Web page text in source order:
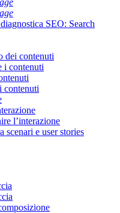
SEO: Search
dei contenuti
i contenuti
contenuti
l’interazione
scenari e user stories